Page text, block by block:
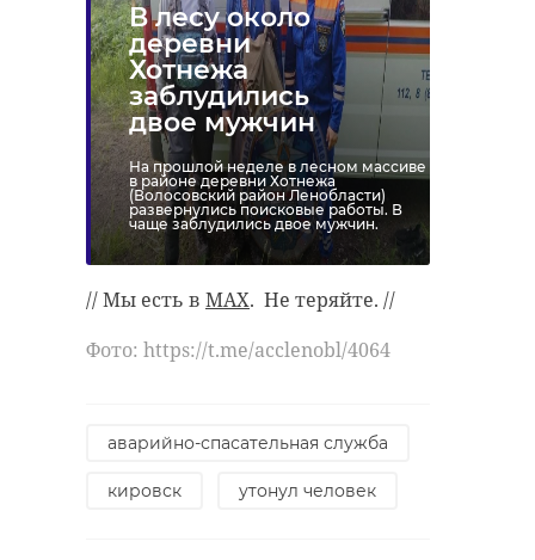
В лесу около
деревни
Хотнежа
заблудились
двое мужчин
На прошлой неделе в лесном массиве
в районе деревни Хотнежа
(Волосовский район Ленобласти)
развернулись поисковые работы. В
чаще заблудились двое мужчин.
// Мы есть в MAX. Не теряйте. //
Фото: https://t.me/acclenobl/4064
аварийно-спасательная служба
кировск утонул человек